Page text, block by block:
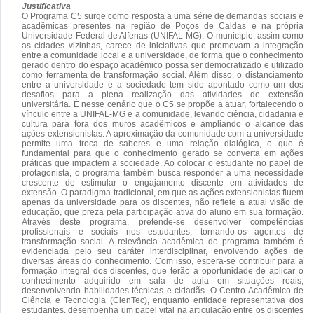
Justificativa
O Programa C5 surge como resposta a uma série de demandas sociais e
acadêmicas presentes na região de Poços de Caldas e na própria
Universidade Federal de Alfenas (UNIFAL-MG). O município, assim como
as cidades vizinhas, carece de iniciativas que promovam a integração
entre a comunidade local e a universidade, de forma que o conhecimento
gerado dentro do espaço acadêmico possa ser democratizado e utilizado
como ferramenta de transformação social. Além disso, o distanciamento
entre a universidade e a sociedade tem sido apontado como um dos
desafios para a plena realização das atividades de extensão
universitária. É nesse cenário que o C5 se propõe a atuar, fortalecendo o
vínculo entre a UNIFAL-MG e a comunidade, levando ciência, cidadania e
cultura para fora dos muros acadêmicos e ampliando o alcance das
ações extensionistas. A aproximação da comunidade com a universidade
permite uma troca de saberes e uma relação dialógica, o que é
fundamental para que o conhecimento gerado se converta em ações
práticas que impactem a sociedade. Ao colocar o estudante no papel de
protagonista, o programa também busca responder a uma necessidade
crescente de estimular o engajamento discente em atividades de
extensão. O paradigma tradicional, em que as ações extensionistas fluem
apenas da universidade para os discentes, não reflete a atual visão de
educação, que preza pela participação ativa do aluno em sua formação.
Através deste programa, pretende-se desenvolver competências
profissionais e sociais nos estudantes, tornando-os agentes de
transformação social. A relevância acadêmica do programa também é
evidenciada pelo seu caráter interdisciplinar, envolvendo ações de
diversas áreas do conhecimento. Com isso, espera-se contribuir para a
formação integral dos discentes, que terão a oportunidade de aplicar o
conhecimento adquirido em sala de aula em situações reais,
desenvolvendo habilidades técnicas e cidadãs. O Centro Acadêmico de
Ciência e Tecnologia (CienTec), enquanto entidade representativa dos
estudantes, desempenha um papel vital na articulação entre os discentes